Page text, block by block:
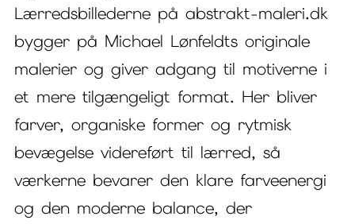
Lærredsbillederne på abstrakt-maleri.dk
bygger på Michael Lønfeldts originale
malerier og giver adgang til motiverne i
et mere tilgængeligt format. Her bliver
farver, organiske former og rytmisk
bevægelse videreført til lærred, så
værkerne bevarer den klare farveenergi
og den moderne balance, der